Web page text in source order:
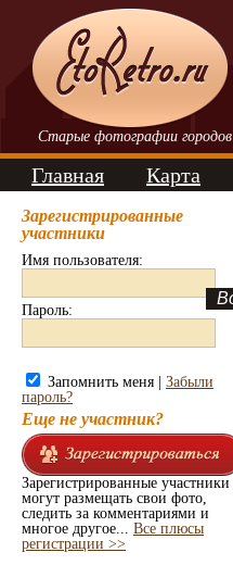
Старые фотографии городов
Главная Карта
Зарегистрированные
участники
Имя пользователя:
Пароль:
Запомнить меня | Забыли
пароль?
Еще не участник?
Зарегистрированные участники
могут размещать свои фото,
следить за комментариями и
многое другое... Все плюсы
регистрации >>